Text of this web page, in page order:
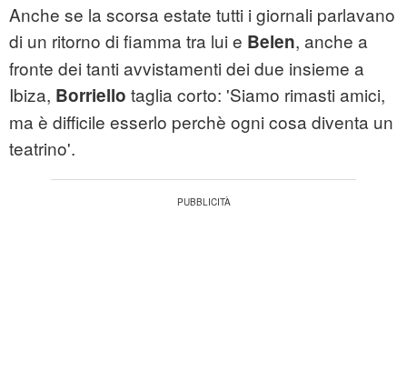
Anche se la scorsa estate tutti i giornali parlavano
di un ritorno di fiamma tra lui e Belen, anche a
fronte dei tanti avvistamenti dei due insieme a
Ibiza, Borriello taglia corto: 'Siamo rimasti amici,
ma è difficile esserlo perchè ogni cosa diventa un
teatrino'.